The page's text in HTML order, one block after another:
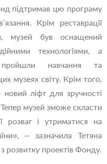
підтримав цю програму
Крім реставрації
музей був оснащений
технологіями, а
навчання та
музеях світу. Крім того,
новий ліфт для зручності
музей зможе скласти
розваг і утриматися на
– зазначила Тетяна
розвитку проектів Фонду.